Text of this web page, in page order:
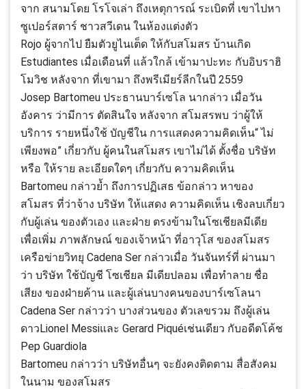
จาก สนามโดย โรโจเล่า ถึงเหตุการณ์ ระเบิดที่ เขาไปหา
ซูเปอร์สตาร์ ชาวสวีเดน ในห้องแต่งตัว
Rojo ผู้จากไป ยืมตัวยูไนเต็ด ให้กับสโมสร บ้านเกิด
Estudiantes เมื่อเดือนที่ แล้วใกล้ เข้ามาปะทะ กับอิบราฮิ
โมวิช หลังจาก ที่เขามา ถึงพรีเมียร์ลีกในปี 2559
Josep Bartomeu ประธานบาร์เซโล นากล่าว เมื่อวัน
อังคาร ว่ามีการ ตัดสินใจ หลังจาก สโมสรพบ ว่าผู้ให้
บริการ รายหนึ่งใช้ บัญชีใน การแสดงความคิดเห็น“ ไม่
เพียงพอ” เกี่ยวกับ ผู้คนในสโมสร เขาไม่ได้ ตั้งชื่อ บริษัท
หรือ ให้ราย ละเอียดใดๆ เกี่ยวกับ ความคิดเห็น
Bartomeu กล่าวย้ำ ถึงการปฏิเสธ ข้อกล่าว หาของ
สโมสร ที่ว่าจ้าง บริษัท ให้แสดง ความคิดเห็น เชิงลบเกี่ยว
กับผู้เล่น ของตัวเอง และฝ่าย ตรงข้ามในโซเชียลมีเดีย
เพื่อเพิ่ม ภาพลักษณ์ ของเจ้าหน้า ที่อาวุโส ของสโมสร
เครือข่ายวิทยุ Cadena Ser กล่าวเมื่อ วันจันทร์ที่ ผ่านมา
ว่า บริษัท ใช้บัญชี โซเชียล มีเดียปลอม เพื่อทำลาย ชื่อ
เสียง ของฝ่ายค้าน และผู้เล่นบางคนของบาร์เซโลนา
Cadena Ser กล่าวว่า บางส่วนของ ตัวเลขรวม ถึงผู้เล่น
ดาวLionel Messiและ Gerard Piquéเช่นเดียว กับอดีตโค้ช
Pep Guardiola
Bartomeu กล่าวว่า บริษัทอื่นๆ จะยังคงติดตาม สื่อสังคม
ในนาม ของสโมสร